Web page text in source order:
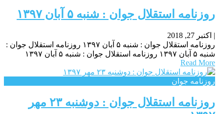
روزنامه استقلال جوان : شنبه ۵ آبان ۱۳۹۷
| اکتبر 27, 2018
روزنامه استقلال جوان : شنبه ۵ آبان ۱۳۹۷ روزنامه استقلال جوان :
شنبه ۵ آبان ۱۳۹۷ روزنامه استقلال جوان : شنبه ۵ آبان ۱۳۹۷
Read More
روزنامه جوان
روزنامه استقلال جوان : دوشنبه ۲۳ مهر